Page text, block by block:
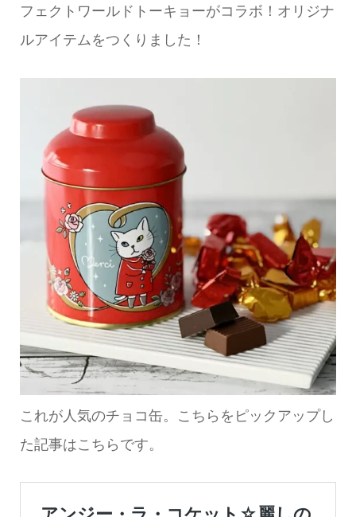
フェクトワールドトーキョーがコラボ！オリジナ
ルアイテムをつくりました！
これが人気のチョコ缶。こちらをピックアップし
た記事はこちらです。